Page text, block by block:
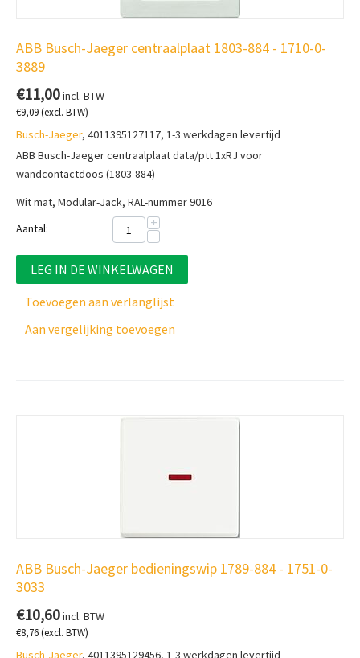
ABB Busch-Jaeger centraalplaat 1803-884 - 1710-0-
3889
€11,00incl. BTW
€9,09(excl. BTW)
Busch-Jaeger, 4011395127117, 1-3 werkdagen levertijd
ABB Busch-Jaeger centraalplaat data/ptt 1xRJ voor
wandcontactdoos (1803-884)
Wit mat, Modular-Jack, RAL-nummer 9016
Aantal:
+
−
LEG IN DE WINKELWAGEN
Toevoegen aan verlanglijst
Aan vergelijking toevoegen
ABB Busch-Jaeger bedieningswip 1789-884 - 1751-0-
3033
€10,60incl. BTW
€8,76(excl. BTW)
Busch-Jaeger, 4011395129456, 1-3 werkdagen levertijd